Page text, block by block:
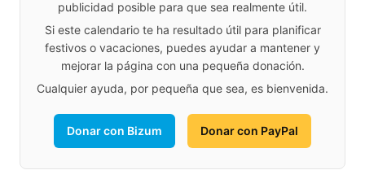
publicidad posible para que sea realmente útil.
Si este calendario te ha resultado útil para planificar
festivos o vacaciones, puedes ayudar a mantener y
mejorar la página con una pequeña donación.
Cualquier ayuda, por pequeña que sea, es bienvenida.
Donar con Bizum Donar con PayPal